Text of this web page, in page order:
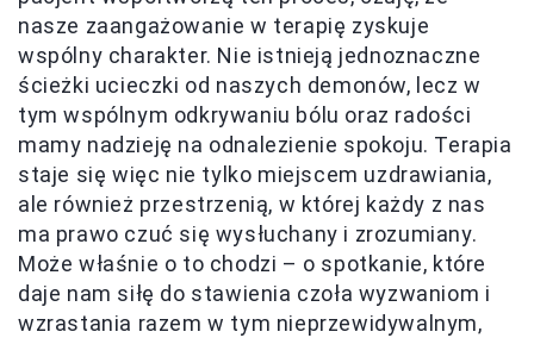
nasze zaangażowanie w terapię zyskuje
wspólny charakter. Nie istnieją jednoznaczne
ścieżki ucieczki od naszych demonów, lecz w
tym wspólnym odkrywaniu bólu oraz radości
mamy nadzieję na odnalezienie spokoju. Terapia
staje się więc nie tylko miejscem uzdrawiania,
ale również przestrzenią, w której każdy z nas
ma prawo czuć się wysłuchany i zrozumiany.
Może właśnie o to chodzi – o spotkanie, które
daje nam siłę do stawienia czoła wyzwaniom i
wzrastania razem w tym nieprzewidywalnym,